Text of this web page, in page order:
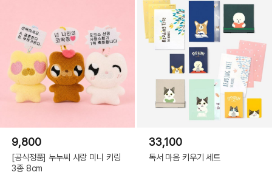
9,800
[공식정품] 누누씨 사랑 미니 키링
3종 8cm
33,100
독서 마음 키우기 세트